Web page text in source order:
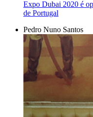
Expo Dubai 2020 é
de Portugal
Pedro Nuno Santos